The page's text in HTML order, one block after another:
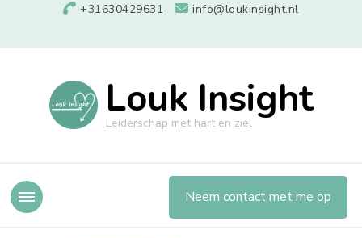
+31630429631 info@loukinsight.nl
Louk Insight
Leiderschap met hart en ziel
Neem contact met me op